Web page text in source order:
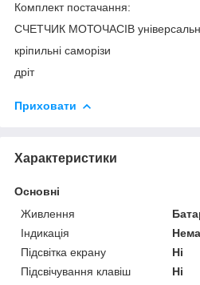
Комплект постачання:
СЧЕТЧИК МОТОЧАСІВ
кріпильні саморізи
дріт
Приховати
Характеристики
Основні
Живлення
Індикація
Підсвітка екрану
Ні
Підсвічування клавіш
Ні